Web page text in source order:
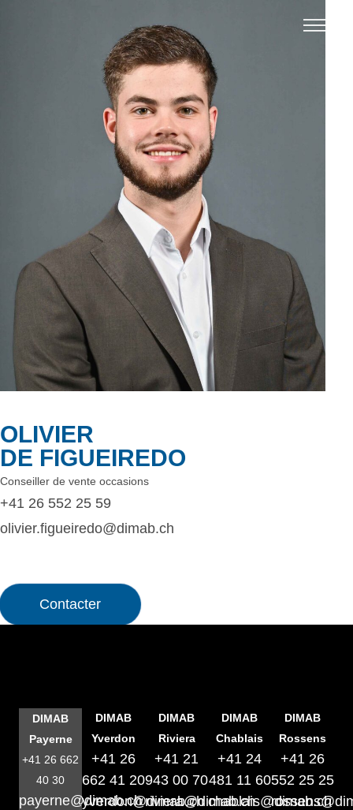
OLIVIER
DE FIGUEIREDO
Conseiller de vente occasions
+41 26 552 25 59
olivier.figueiredo@dimab.ch
Contacter
DIMAB
Payerne
+41 26 662
40 30
payerne@dimab.ch
DIMAB
Yverdon
+41 26
662 41 20
yverdon@dimab.ch
DIMAB
Riviera
+41 21
943 00 70
riviera@dimab.ch
DIMAB
Chablais
+41 24
481 11 60
chablais@dimab.ch
DIMAB
Rossens
+41 26
552 25 25